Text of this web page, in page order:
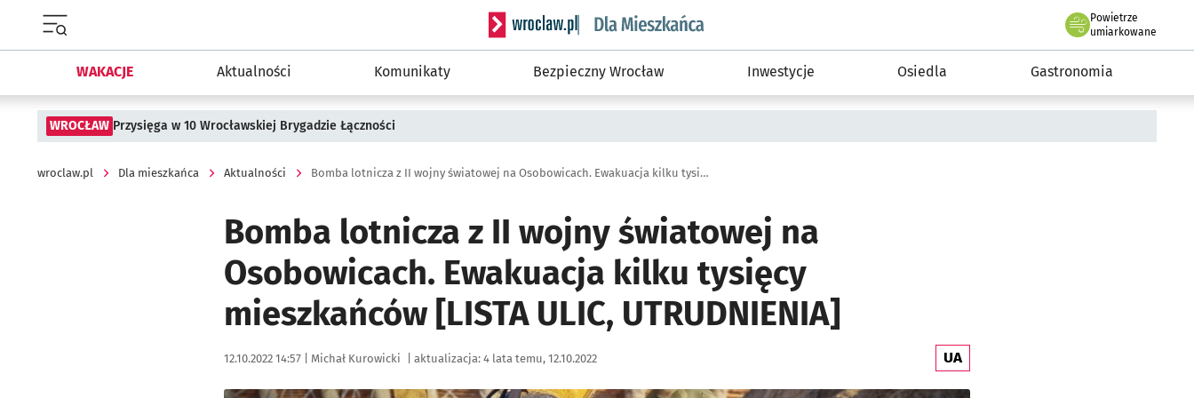
Serwis informacyjny wroclaw.pl podserwis: Dla mieszkańca
Powietrze
we Wrocławiu
umiarkowane
WAKACJE Aktualności Komunikaty Bezpieczny Wrocław Inwestycje Osiedla Gastronomia
WROCŁAW Przysięga w 10 Wrocławskiej Brygadzie Łączności
wroclaw.pl Dla mieszkańca Aktualności Bomba lotnicza z II wojny światowej na Osobowicach. Ewakuacja kilku tysięcy mieszkańców [LISTA ULIC, UTRUDNIENIA]
Bomba lotnicza z II wojny światowej na
Osobowicach. Ewakuacja kilku tysięcy
mieszkańców [LISTA ULIC, UTRUDNIENIA]
Data publikacji:
12.10.2022 14:57 | Autor:
Michał Kurowicki aktualizacja: 4 lata temu, 12.10.2022 UA